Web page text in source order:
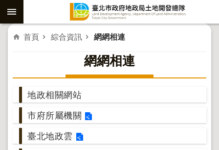
跳到主要內容區塊
進
子
首頁 綜合資訊 網網相連
網網相連
地政相關網站
市府所屬機關
臺北地政雲